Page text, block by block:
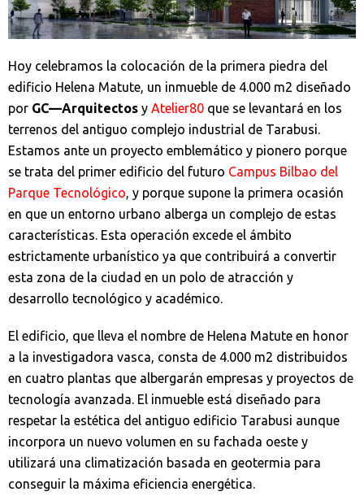
Hoy celebramos la colocación de la primera piedra del
edificio Helena Matute, un inmueble de 4.000 m2 diseñado
por GC—Arquitectos y Atelier80 que se levantará en los
terrenos del antiguo complejo industrial de Tarabusi.
Estamos ante un proyecto emblemático y pionero porque
se trata del primer edificio del futuro Campus Bilbao del
Parque Tecnológico, y porque supone la primera ocasión
en que un entorno urbano alberga un complejo de estas
características. Esta operación excede el ámbito
estrictamente urbanístico ya que contribuirá a convertir
esta zona de la ciudad en un polo de atracción y
desarrollo tecnológico y académico.
El edificio, que lleva el nombre de Helena Matute en honor
a la investigadora vasca, consta de 4.000 m2 distribuidos
en cuatro plantas que albergarán empresas y proyectos de
tecnología avanzada. El inmueble está diseñado para
respetar la estética del antiguo edificio Tarabusi aunque
incorpora un nuevo volumen en su fachada oeste y
utilizará una climatización basada en geotermia para
conseguir la máxima eficiencia energética.